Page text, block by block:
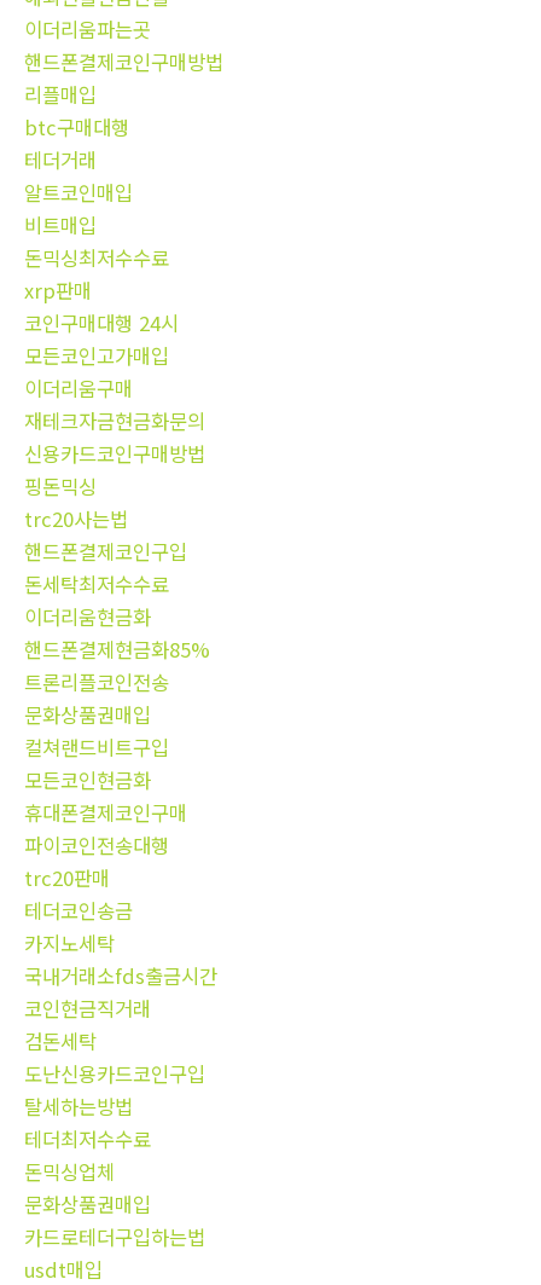
이더리움파는곳
핸드폰결제코인구매방법
리플매입
btc구매대행
테더거래
알트코인매입
비트매입
돈믹싱최저수수료
xrp판매
코인구매대행 24시
모든코인고가매입
이더리움구매
재테크자금현금화문의
신용카드코인구매방법
핑돈믹싱
trc20사는법
핸드폰결제코인구입
돈세탁최저수수료
이더리움현금화
핸드폰결제현금화85%
트론리플코인전송
문화상품권매입
컬쳐랜드비트구입
모든코인현금화
휴대폰결제코인구매
파이코인전송대행
trc20판매
테더코인송금
카지노세탁
국내거래소fds출금시간
코인현금직거래
검돈세탁
도난신용카드코인구입
탈세하는방법
테더최저수수료
돈믹싱업체
문화상품권매입
카드로테더구입하는법
usdt매입